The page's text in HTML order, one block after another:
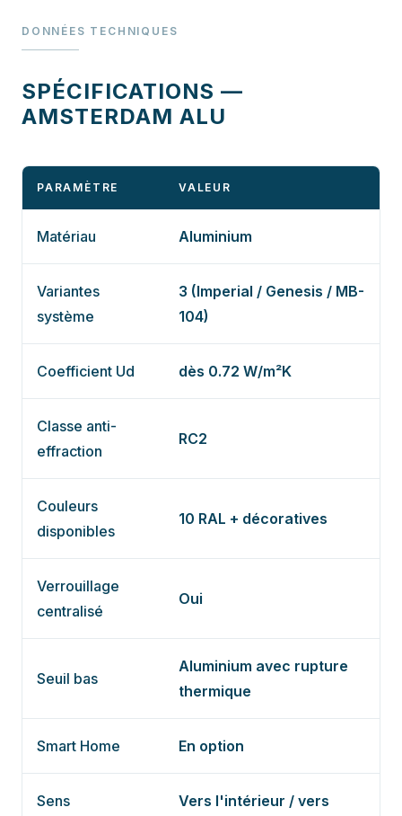
DONNÉES TECHNIQUES
SPÉCIFICATIONS —
AMSTERDAM ALU
PARAMÈTRE VALEUR
Matériau Aluminium
Variantes
système
3 (Imperial / Genesis / MB-
104)
Coefficient Ud dès 0.72 W/m²K
Classe anti-
effraction
RC2
Couleurs
disponibles
10 RAL + décoratives
Verrouillage
centralisé
Oui
Seuil bas
Aluminium avec rupture
thermique
Smart Home En option
Sens
Vers l'intérieur / vers